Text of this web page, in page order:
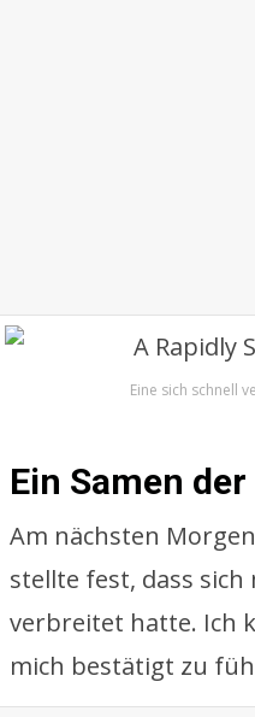
Eine sich schnell
Ein Samen
Am nächsten
stellte fest, dass sich
verbreitet hatte. Ich
mich bestätigt zu